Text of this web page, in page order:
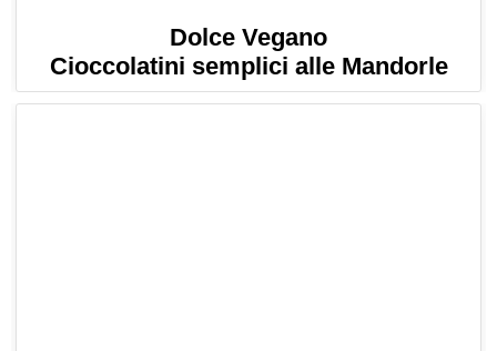
Dolce Vegano
Cioccolatini semplici alle Mandorle